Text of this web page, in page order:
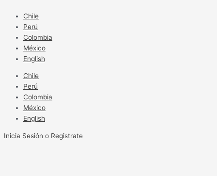
contenido
Chile
Perú
Colombia
México
English
Chile
Perú
Colombia
México
English
Inicia Sesión o Registrate